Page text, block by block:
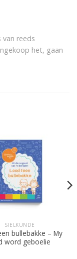
reeds
het, gaan
SIELKUNDE
bullebakke – My
word geboelie